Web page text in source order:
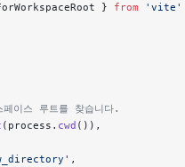
} from 'vite'
이스 루트를 찾습니다.
(process. cwd ()),
,